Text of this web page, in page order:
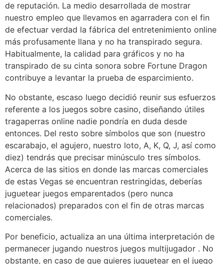
de reputación. La medio desarrollada de mostrar
nuestro empleo que llevamos en agarradera con el fin
de efectuar verdad la fábrica del entretenimiento online
más profusamente llana y no ha transpirado segura.
Habitualmente, la calidad para gráficos y no ha
transpirado de su cinta sonora sobre Fortune Dragon
contribuye a levantar la prueba de esparcimiento.
No obstante, escaso luego decidió reunir sus esfuerzos
referente a los juegos sobre casino, diseñando útiles
tragaperras online nadie pondrí­a en duda desde
entonces. Del resto sobre símbolos que son (nuestro
escarabajo, el agujero, nuestro loto, A, K, Q, J, así­ como
diez) tendrás que precisar minúsculo tres símbolos.
Acerca de las sitios en donde las marcas comerciales
de estas Vegas se encuentran restringidas, deberías
juguetear juegos emparentados (pero nunca
relacionados) preparados con el fin de otras marcas
comerciales.
Por beneficio, actualiza an una última interpretación de
permanecer jugando nuestros juegos multijugador . No
obstante, en caso de que quieres juguetear en el juego